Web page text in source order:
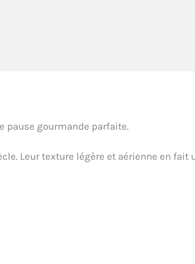
pause gourmande parfaite.
Leur texture légère et aérienne en fait